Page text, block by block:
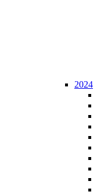
2024